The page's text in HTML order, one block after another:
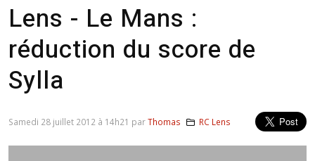
Lens - Le Mans :
réduction du score de
Sylla
Samedi 28 juillet 2012 à 14h21 parThomas RC Lens